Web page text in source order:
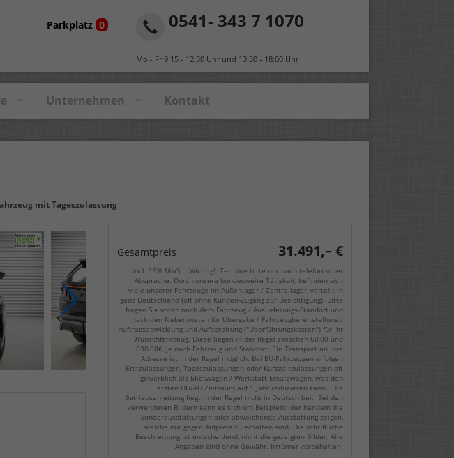
0541- 343 7 1070
Mo - Fr 9:15 - 12:30 Uhr und 13:30 - 18:00 Uhr
Parkplatz 0
Unternehmen Kontakt
mit Tageszulassung
Gesamtpreis 31.491,– €
incl. 19% MwSt.. Wichtig!: Termine bitte nur nach telefonischer
Absprache. Durch unsere bundesweite Tätigkeit, befinden sich
viele unserer Fahrzeuge im Außenlager / Zentrallager, verteilt in
ganz Deutschland (oft ohne Kunden-Zugang zur Besichtigung). Bitte
fragen Sie vorab nach dem Fahrzeug / Auslieferungs-Standort und
nach den Nebenkosten für Übergabe / Fahrzeugbereitstellung /
Auftragsabwicklung und Aufbereitung ("Überführungskosten") für Ihr
Wunschfahrzeug. Diese liegen in der Regel zwischen 60,00 und
890,00€, je nach Fahrzeug und Standort. Ein Transport an Ihre
Adresse ist in der Regel möglich. Bei EU-Fahrzeugen erfolgen
Erstzulassungen, Tageszulassungen oder Kurzzeitzulassungen oft
gewerblich als Mietwagen / Werkstatt Ersatzwagen, was den
ersten HU/AU Zeitraum auf 1 Jahr reduzieren kann. Die
Betriebsanleitung liegt in der Regel nicht in Deutsch bei. Bei den
verwendeten Bildern kann es sich um Beispielbilder handeln die
Sonderausstattungen oder abweichende Ausstattung zeigen,
welche nur gegen Aufpreis zu erhalten sind. Die schriftliche
Beschreibung ist entscheidend, nicht die gezeigten Bilder. Alle
Angaben sind ohne Gewähr. Irrtümer vorbehalten.